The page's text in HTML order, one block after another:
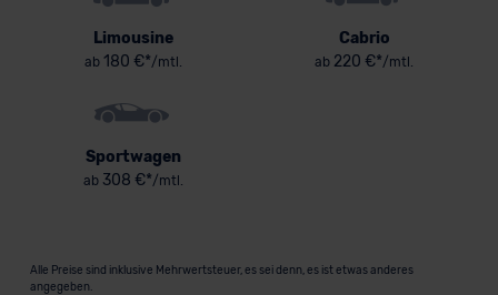
Limousine
ab 180 €*/mtl.
Cabrio
ab 220 €*/mtl.
Sportwagen
ab 308 €*/mtl.
Alle Preise sind inklusive Mehrwertsteuer, es sei denn, es ist etwas anderes
angegeben.